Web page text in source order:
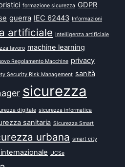
formazione sicurezza GDPR
guerra IEC 62443 Informazioni
artificiale Intelligenza artificiale
lavoro machine learning
Regolamento Macchine privacy
Security Risk Management sanità
sicurezza
digitale sicurezza informatica
sanitaria Sicurezza Smart
urbana smart city
UCSe